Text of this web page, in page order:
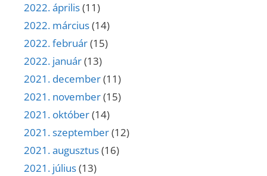
2022. április(11)
2022. március(14)
2022. február(15)
2022. január(13)
2021. december(11)
2021. november(15)
2021. október(14)
2021. szeptember(12)
2021. augusztus(16)
2021. július(13)